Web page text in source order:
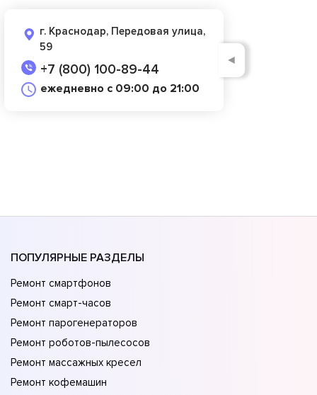
г. Краснодар, Передовая улица,
59
+7 (800) 100-89-44
ежедневно с 09:00 до 21:00
◄
ПОПУЛЯРНЫЕ РАЗДЕЛЫ
Ремонт смартфонов
Ремонт смарт-часов
Ремонт парогенераторов
Ремонт роботов-пылесосов
Ремонт массажных кресел
Ремонт кофемашин